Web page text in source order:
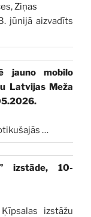
, Ziņas
jūnijā aizvadīts
jauno mobilo
Latvijas Meža
…
izstāde, 10-
izstāžu